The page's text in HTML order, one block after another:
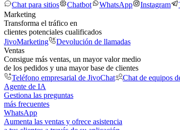
Chat para sitios
Chatbot WhatsApp Instagram
Marketing
Transforma el tráfico en
clientes potenciales cualificados
JivoMarketing
Devolución de llamadas
Ventas
Consigue más ventas, un mayor valor medio
de los pedidos y una mayor base de clientes
Teléfono empresarial de JivoChat
Chat de equipos
Agente de IA
Gestiona las preguntas
más frecuentes
WhatsApp
Aumenta las ventas y ofrece asistencia